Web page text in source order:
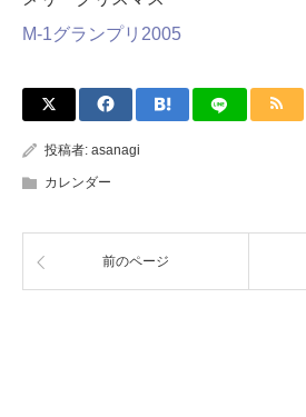
M-1グランプリ2005
投稿者: asanagi
カレンダー
前のページ